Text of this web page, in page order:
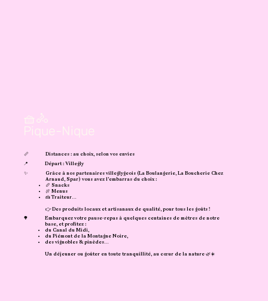
🧺🚴
Pique-Nique
📏
Distances : au choix, selon vos envies
📍
Départ : Villegly
✨
Grâce à nos partenaires villeglygeois (La Boulangerie, La Boucherie Chez
Arnaud, Spar) vous avez l’embarras du choix :
🥖 Snacks
🍖 Menus
🍰 Traiteur…
👉 Des produits locaux et artisanaux de qualité, pour tous les goûts !
🌳
Embarquez votre pause-repas à quelques centaines de mètres de notre
base, et profitez :
du Canal du Midi,
​du Piémont de la Montagne Noire,
des vignobles & pinèdes…
Un déjeuner ou goûter en toute tranquillité, au cœur de la nature 🌿☀️